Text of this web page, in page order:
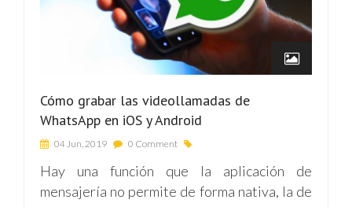
Cómo grabar las videollamadas de
WhatsApp en iOS y Android
04 Jun, 2019 0 Comment
Hay una función que la aplicación de
mensajería no permite de forma nativa, la de